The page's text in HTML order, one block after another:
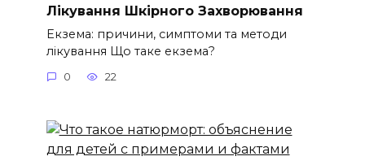
Лікування Шкірного Захворювання
Екзема: причини, симптоми та методи
лікування Що таке екзема?
0 22